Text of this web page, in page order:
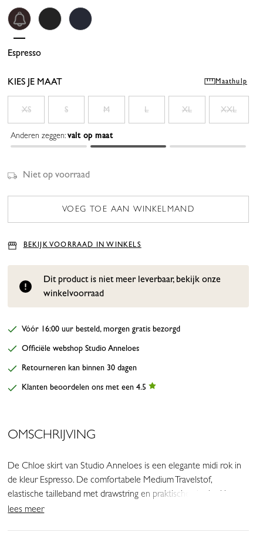
EspressoBlack
KIES JE MAAT Maathulp
XS S M L XL XXL
Anderen zeggen:valt op maat
Niet op voorraad
BEKIJK VOORRAAD IN WINKELS
Dit product is niet meer leverbaar, bekijk onze
winkelvoorraad
Vóór 16:00 uur besteld, morgen gratis bezorgd
Officiële webshop Studio Anneloes
Retourneren kan binnen 30 dagen
Klanten beoordelen ons met een 4.5
OMSCHRIJVING
De Chloe skirt van Studio Anneloes is een elegante midi rok in
de kleur Espresso. De comfortabele Medium Travelstof,
elastische tailleband met drawstring en praktische steekzakken
maken dit item ideaal voor elke dag. Een veelzijdige basic die
lees meer